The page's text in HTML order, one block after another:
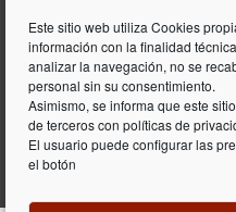
Este sitio web utiliza Cookies
información con la finalidad
analizar la navegación, no se
personal sin su consentimiento.
Asimismo, se informa que este
de terceros con políticas de
El usuario puede configurar las
el botón